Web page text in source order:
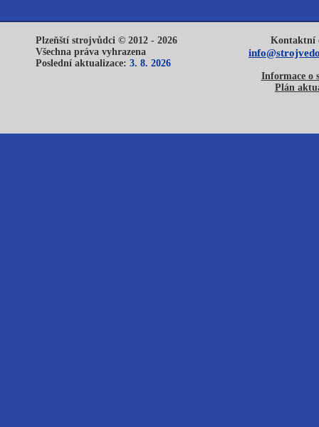
Plzeňští strojvůdci © 2012 - 2026
Všechna práva vyhrazena
Poslední aktualizace: 3. 8. 2026
Kontaktní
Informace o
Plán